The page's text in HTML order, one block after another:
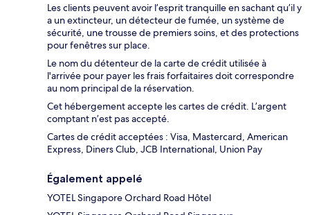
Les clients peuvent avoir l’esprit tranquille en sachant qu’il y
a un extincteur, un détecteur de fumée, un système de
sécurité, une trousse de premiers soins, et des protections
pour fenêtres sur place.
Le nom du détenteur de la carte de crédit utilisée à
l'arrivée pour payer les frais forfaitaires doit correspondre
au nom principal de la réservation.
Cet hébergement accepte les cartes de crédit. L’argent
comptant n’est pas accepté.
Cartes de crédit acceptées : Visa, Mastercard, American
Express, Diners Club, JCB International, Union Pay
Également appelé
YOTEL Singapore Orchard Road Hôtel